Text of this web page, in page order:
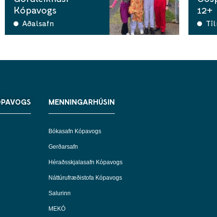
Kópavogs
Aðalsafn
12+
MENNINGARHÚSIN
Bókasafn Kópavogs
Gerðarsafn
Héraðsskjalasafn Kópavogs
Náttúrufræðistofa Kópavogs
Salurinn
MEKÓ